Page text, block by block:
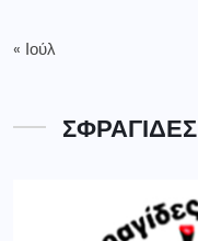
« Ιούλ
ΣΦΡΑΓΙΔΕΣ